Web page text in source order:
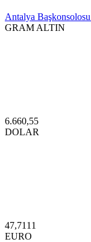
Antalya
GRAM ALTIN
6.660,55
DOLAR
47,7111
EURO